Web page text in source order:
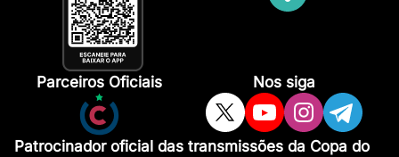
Parceiros Oficiais Nos siga
Patrocinador oficial das transmissões da Copa do